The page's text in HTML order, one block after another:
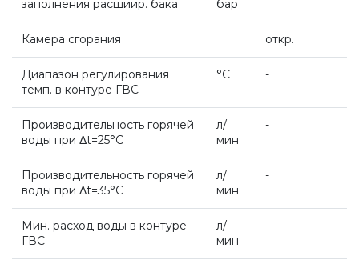
Рециркуляторы воздуха
Газовые колонки
Econcept TECH AC
Комплект коаксиальный Ferroli 60/100
Комплект коаксиальный Ferroli 60/100
заполнения расшиир. бака
бар
Камера сгорания откр.
Диапазон регулирования
темп. в контуре ГВС
°С -
Производительность горячей
воды при Δt=25°С
л/
мин
-
Производительность горячей
воды при Δt=35°С
л/
мин
-
Мин. расход воды в контуре
ГВС
л/
мин
-